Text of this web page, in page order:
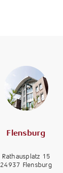
Flensburg
Rathausplatz 15
24937 Flensburg